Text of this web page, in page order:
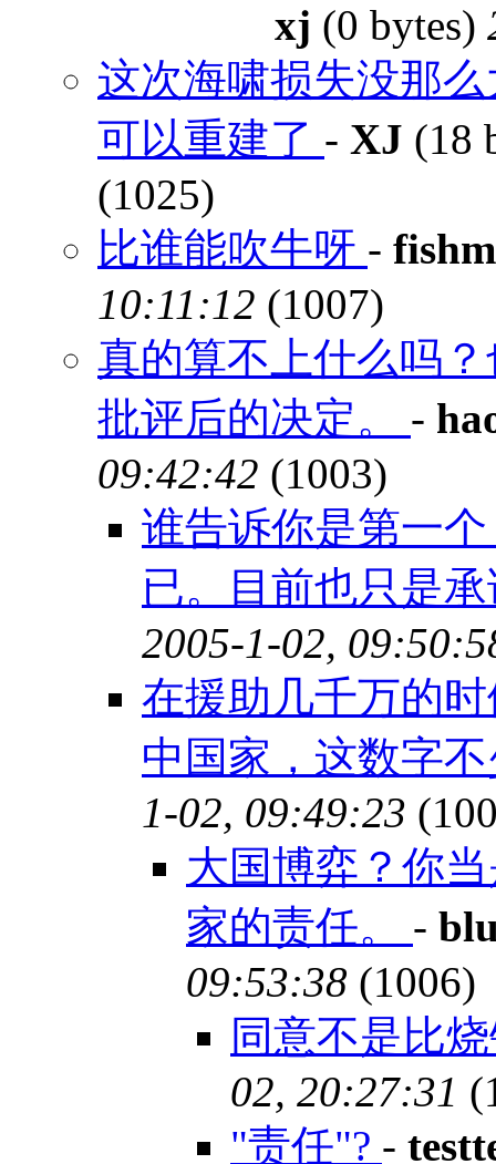
xj (0 bytes)
这次海啸损失没那
可以重建了 - XJ (18
(1025)
比谁能吹牛呀 -
10:11:12 (1007)
真的算不上什么吗
批评后的决定。 -
09:42:42 (1003)
谁告诉你是第一
已。目前也只是
2005-1-02,
在援助几千万的
中国家，这数字
1-02, 09:49:23
大国博弈？你
家的责任。 -
09:53:38 (1006)
同意不是比
02, 20:27:31
"责任"? -